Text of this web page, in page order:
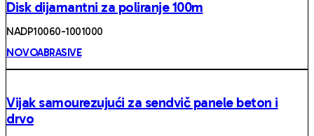
Disk dijamantni za poliranje 100m
NADP10060-1001000
NOVOABRASIVE
Vijak samourezujući za sendvič panele beton i
drvo